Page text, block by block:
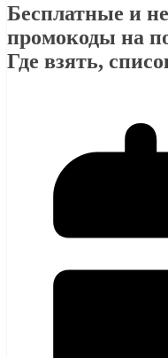
Бесплатные и
промокоды на
Где взять,